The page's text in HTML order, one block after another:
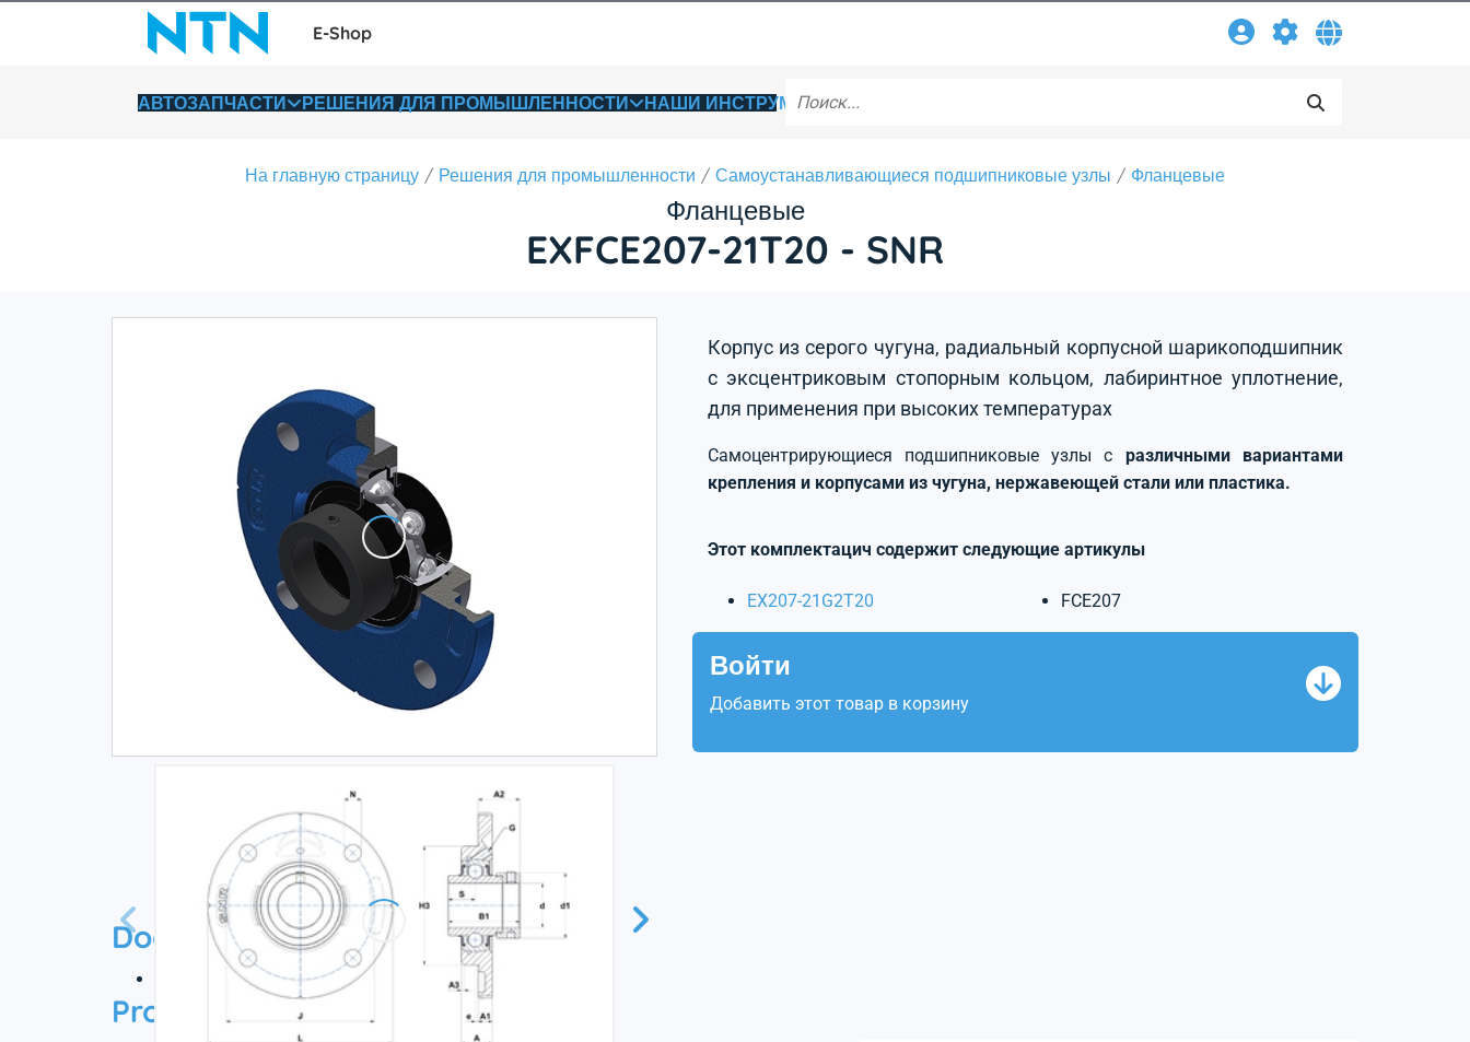
E-Shop
АВТОЗАПЧАСТИ РЕШЕНИЯ ДЛЯ ПРОМЫШЛЕННОСТИ НАШИ ИНСТРУМЕНТЫ
На главную страницу Решения для промышленности Самоустанавливающиеся подшипниковые узлы Фланцевые
Фланцевые
EXFCE207-21T20 - SNR
Корпус из серого чугуна, радиальный корпусной шарикоподшипник
с эксцентриковым стопорным кольцом, лабиринтное уплотнение,
для применения при высоких температурах
Самоцентрирующиеся подшипниковые узлы с различными вариантами
крепления и корпусами из чугуна, нержавеющей стали или пластика.
Этот комплектацич содержит следующие артикулы
EX207-21G2T20 FCE207
Войти
Добавить этот товар в корзину
Documentation
Технический паспорт
Product information